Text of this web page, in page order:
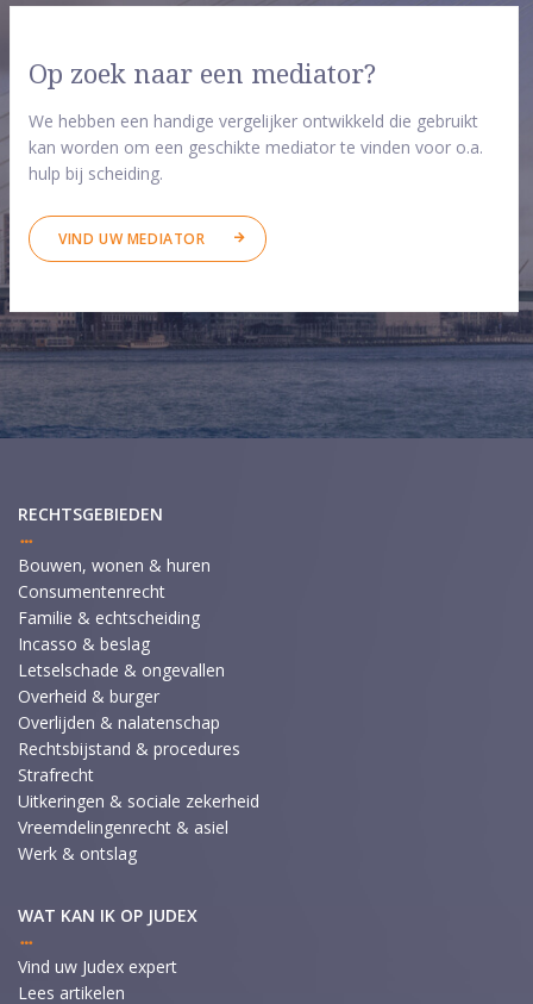
Op zoek naar een mediator?
We hebben een handige vergelijker ontwikkeld die gebruikt
kan worden om een geschikte mediator te vinden voor o.a.
hulp bij scheiding.
VIND UW MEDIATOR
RECHTSGEBIEDEN
Bouwen, wonen & huren
Consumentenrecht
Familie & echtscheiding
Incasso & beslag
Letselschade & ongevallen
Overheid & burger
Overlijden & nalatenschap
Rechtsbijstand & procedures
Strafrecht
Uitkeringen & sociale zekerheid
Vreemdelingenrecht & asiel
Werk & ontslag
WAT KAN IK OP JUDEX
Vind uw Judex expert
Lees artikelen